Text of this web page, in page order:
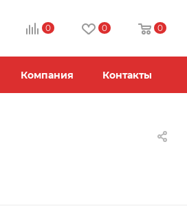
0 0 0
Компания Контакты